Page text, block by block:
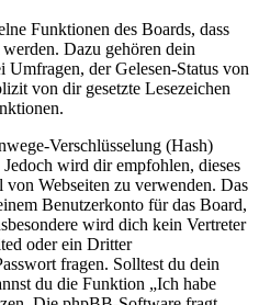
Funktionen des Boards, dass
Dazu gehören dein
Umfragen, der Gelesen-Status von
von dir gesetzte Lesezeichen
Verschlüsselung (Hash)
Jedoch wird dir empfohlen, dieses
Webseiten zu verwenden. Das
Benutzerkonto für das Board,
wird dich kein Vertreter
oder ein Dritter
fragen. Solltest du dein
du die Funktion „Ich habe